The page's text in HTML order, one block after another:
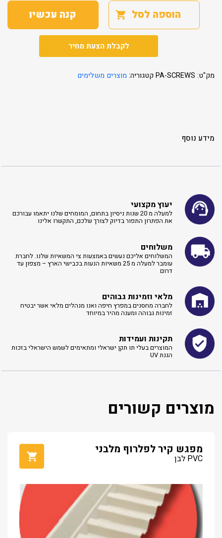
הוספה לסל קנה עכשיו
לקבלת הצעת מחיר
מק"ט: PA-SCREWS קטגוריה: מוצרים משלימים
מידע נוסף
יעוץ מקצועי
למעלה מ 20 שנות ניסיון בתחום, המומחים שלנו יתאמו עבורכם
את הפתרון התפור בדיוק לצורך שלכם, התקשרו אלינו ​
משלוחים
המשלוחים אליכם נעשים באמצעות צי המשאיות שלנו. לחברת
עומבר למעלה מ 25 משאיות הנעות בכבישי הארץ – מצפון עד
דרום
מלאי וזמינות גבוהים
לחברה מחסנים במפרץ חיפה ואנו מנהלים מלאי אשר יבטיח
זמינות גבוהה ומענה מהיר במיוחד
תקינות ועמידות
המוצרים בעלי תו תקן ישראלי ומתאימים לשמש הישראלי בזכות
הגנת UV
מוצרים קשורים
מפגש קיר לפלרוף מלבני
PVC לבן